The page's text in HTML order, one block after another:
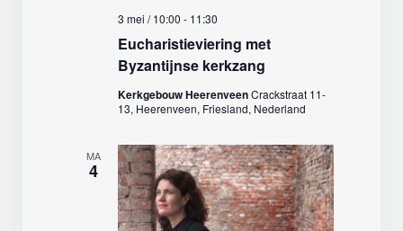
Eucharistieviering met
Byzantijnse kerkzang
3 mei / 10:00 - 11:30
Kerkgebouw HeerenveenCrackstraat 11-
13, Heerenveen, Friesland, Nederland
MA
4